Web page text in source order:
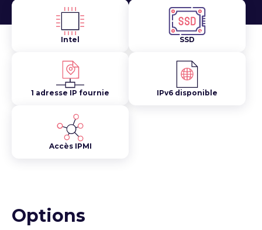
Intel SSD
1 adresse IP fournie IPv6 disponible
Accès IPMI
Options